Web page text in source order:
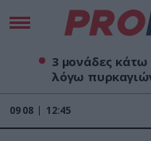
3 μονάδες
λόγω
09 08 12:45